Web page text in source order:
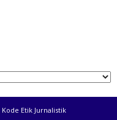
Kode Etik Jurnalistik